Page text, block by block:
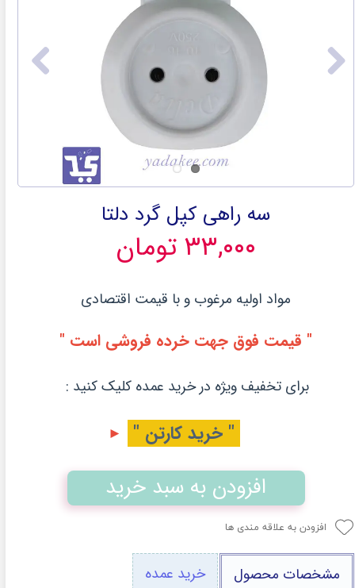
سه راهی کپل گرد دلتا
۳۳,۰۰۰ تومان
مواد اولیه مرغوب و با قیمت اقتصادی
" قیمت فوق جهت خرده فروشی است "
برای تخفیف ویژه در خرید عمده کلیک کنید :
" خرید کارتن " ►
افزودن به سبد خرید
افزودن به علاقه مندی ها
مشخصات محصول
خرید عمده